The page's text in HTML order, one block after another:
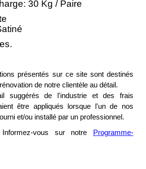
30 Kg / Paire
présentés sur ce site sont destinés
de notre clientèle au détail.
suggérés de l'industrie et des frais
être appliqués lorsque l'un de nos
et/ou installé par un professionnel.
Informez-vous sur notre
Programme-